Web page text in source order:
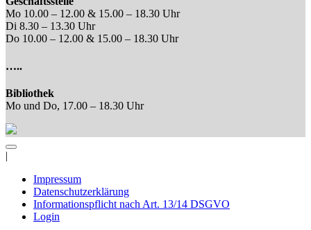
Mo 10.00 – 12.00 & 15.00 – 18.30 Uhr
Di 8.30 – 13.30 Uhr
Do 10.00 – 12.00 & 15.00 – 18.30 Uhr
…..
Bibliothek
Mo und Do, 17.00 – 18.30 Uhr
|
Impressum
Datenschutzerklärung
Informationspflicht nach Art. 13/14 DSGVO
Login